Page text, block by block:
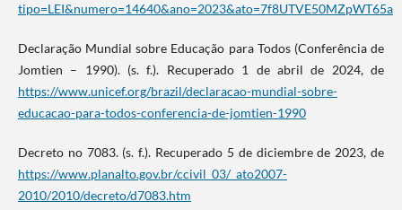
tipo=LEI&numero=14640&ano=2023&ato=7f8UTVE50MZpWT65a
Declaração Mundial sobre Educação para Todos (Conferência de
Jomtien – 1990). (s. f.). Recuperado 1 de abril de 2024, de
https://www.unicef.org/brazil/declaracao-mundial-sobre-
educacao-para-todos-conferencia-de-jomtien-1990
Decreto no 7083. (s. f.). Recuperado 5 de diciembre de 2023, de
https://www.planalto.gov.br/ccivil_03/_ato2007-
2010/2010/decreto/d7083.htm